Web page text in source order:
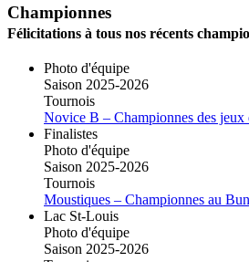
Championnes
Félicitations à tous nos récents
Photo d'équipe
Saison 2025-2026
Tournois
Novice B – Championnes des jeux
Finalistes
Photo d'équipe
Saison 2025-2026
Tournois
Moustiques – Championnes au
Lac St-Louis
Photo d'équipe
Saison 2025-2026